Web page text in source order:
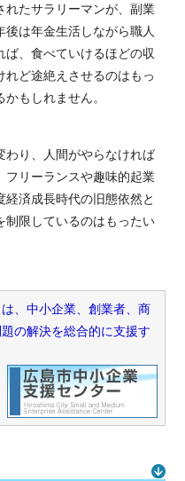
れたサラリーマンが、副業
は年金生活しながら職人
ば、食べていけるほどの収
ど途絶えさせるのはもっ
もしれません。
わり、人間がやらなければ
フリーランスや趣味的起業
済成長時代の旧態依然と
制限しているのはもったい
、中小企業、創業者、商
の解決を総合的に支援す